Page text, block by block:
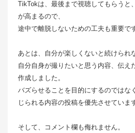
TikTokは、最後まで視聴してもらうと
が高まるので、
途中で離脱しないための工夫も重要で
あとは、自分が楽しくないと続けられ
自分自身が撮りたいと思う内容、伝え
作成しました。
バズらせることを目的にするのではな
じられる内容の投稿を優先させていま
そして、コメント欄も侮れません。